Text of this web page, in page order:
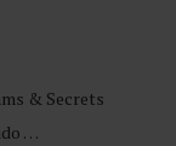
& Secrets
…